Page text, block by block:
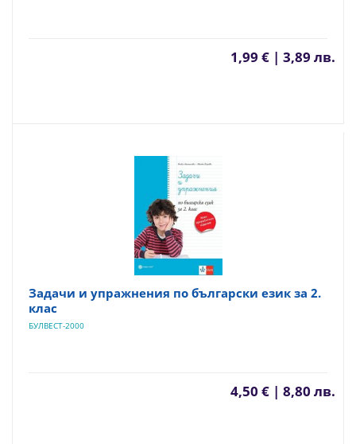
1,99 € | 3,89 лв.
Задачи и упражнения по български език за 2.
клас
БУЛВЕСТ-2000
4,50 € | 8,80 лв.